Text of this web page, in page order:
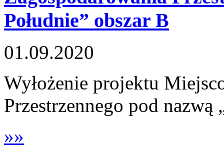
Południe” obszar B
01.09.2020
Wyłożenie projektu
Przestrzennego pod nazwą
»»